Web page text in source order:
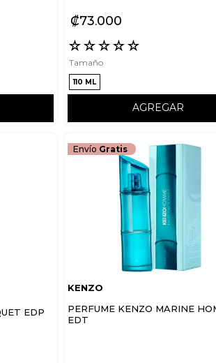
₡73 000
☆☆☆☆☆
Tamaño
110 ML
AGREGAR
EDP
Envío Gratis
KENZO
PERFUME KENZO MARINE
EDT